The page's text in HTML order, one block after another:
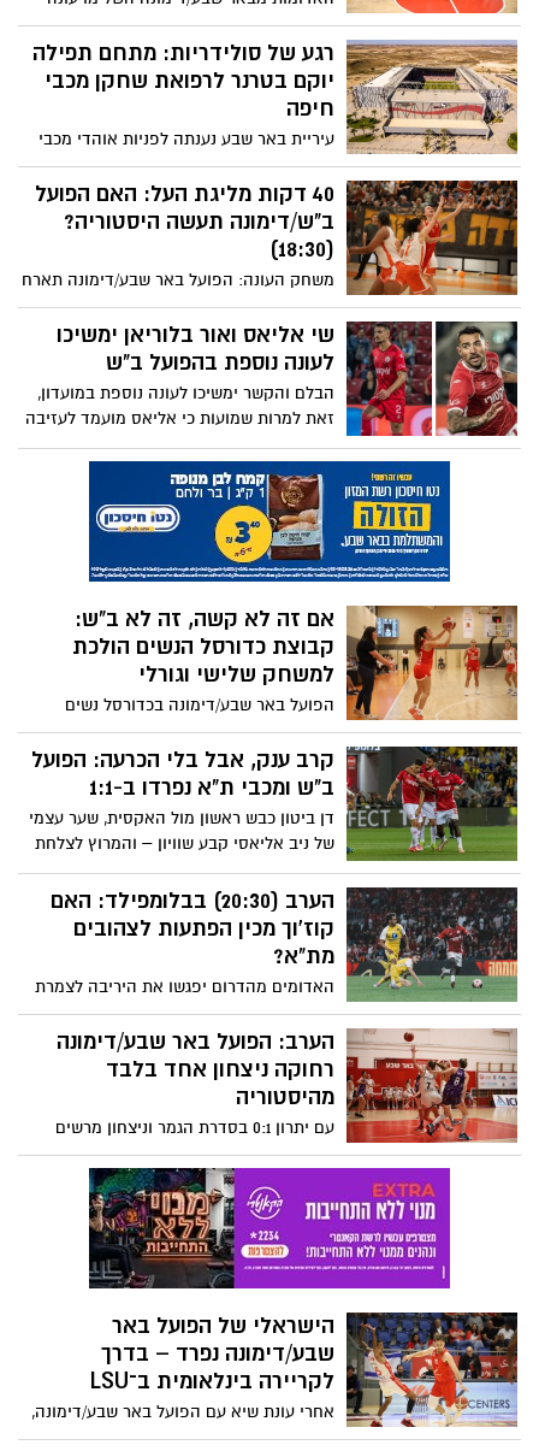
חלומית עם ניצחון ביתי על בני יהודה בדרך
לעלייה היסטורית לליגת העל – הראשונה
מקבוצות הדרום שעושה זאת
רגע של סולידריות: מתחם תפילה
יוקם בטרנר לרפואת שחקן מכבי
חיפה
עיריית באר שבע נענתה לפניות אוהדי מכבי
חיפה והקצתה מתחם תפילה באצטדיון טרנר,
ערב המשחק מול הפועל באר שבע; רב מקומי
ילווה את התפילה לרפואתו של גדי קינדה,
המאושפז בבית החולים
40 דקות מליגת העל: האם הפועל
ב"ש/דימונה תעשה היסטוריה?
(18:30)
משחק העונה: הפועל באר שבע/דימונה תארח
הערב את בני יהודה למשחק העלייה לליגת
העל
שי אליאס ואור בלוריאן ימשיכו
לעונה נוספת בהפועל ב"ש
הבלם והקשר ימשיכו לעונה נוספת במועדון,
זאת למרות שמועות כי אליאס מועמד לעזיבה
אם זה לא קשה, זה לא ב"ש:
קבוצת כדורסל הנשים הולכת
למשחק שלישי וגורלי
הפועל באר שבע/דימונה בכדורסל נשים
נגררת למשחק שלישי ומכריע בגמר הפלייאוף
של הליגה הלאומית, אחרי הפסד חוץ לבני
יהודה – 52:35. ביום חמישי: ההכרעה בבית
קרב ענק, אבל בלי הכרעה: הפועל
ב"ש ומכבי ת"א נפרדו ב-1:1
דן ביטון כבש ראשון מול האקסית, שער עצמי
של ניב אליאסי קבע שוויון – והמרוץ לצלחת
נותר פתוח לחלוטין: הפועל באר שבע ומכבי
תל אביב עם 71 נקודות כל אחת, שלושה
מחזורים לסיום
הערב (20:30) בבלומפילד: האם
קוז'וך מכין הפתעות לצהובים
מת"א?
האדומים מהדרום יפגשו את היריבה לצמרת
לקרב ראש בראש על הפסגה (20:30) – שתי
הקבוצות בשוויון נקודות, ו-3,000 אוהדים
מבאר שבע ילוו את הקבוצה במשחק גורלי
שיכריע את מאבק האליפות
הערב: הפועל באר שבע/דימונה
רחוקה ניצחון אחד בלבד
מהיסטוריה
עם יתרון 0:1 בסדרת הגמר וניצחון מרשים
במשחק הראשון, שחקניות הפועל באר
שבע/דימונה יעלו הערב לפרקט במטרה
להשלים העפלה היסטורית לליגת העל –
ולהפוך עונה חלומית לרגע בלתי נשכח
הישראלי של הפועל באר
שבע/דימונה נפרד – בדרך
לקריירה בינלאומית ב־LSU
אחרי עונת שיא עם הפועל באר שבע/דימונה,
רון ציפר יוצא למסע חדש בארצות הברית –